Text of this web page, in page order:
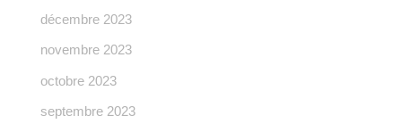
décembre 2023
novembre 2023
octobre 2023
septembre 2023